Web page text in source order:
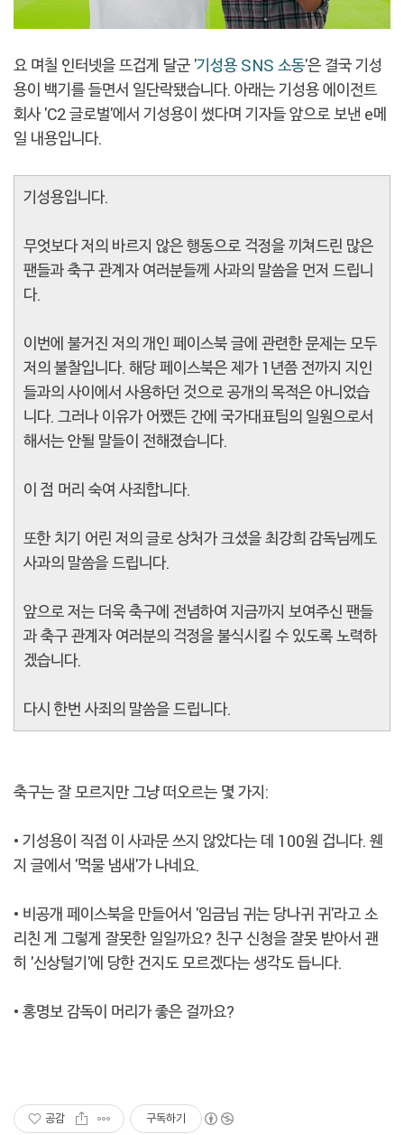
요 며칠 인터넷을 뜨겁게 달군 '기성용 SNS 소동'은 결국 기성
용이 백기를 들면서 일단락됐습니다. 아래는 기성용 에이전트
회사 'C2 글로벌'에서 기성용이 썼다며 기자들 앞으로 보낸 e메
일 내용입니다.
기성용입니다.
무엇보다 저의 바르지 않은 행동으로 걱정을 끼쳐드린 많은
팬들과 축구 관계자 여러분들께 사과의 말씀을 먼저 드립니
다.
이번에 불거진 저의 개인 페이스북 글에 관련한 문제는 모두
저의 불찰입니다. 해당 페이스북은 제가 1년쯤 전까지 지인
들과의 사이에서 사용하던 것으로 공개의 목적은 아니었습
니다. 그러나 이유가 어쨌든 간에 국가대표팀의 일원으로서
해서는 안될 말들이 전해졌습니다.
이 점 머리 숙여 사죄합니다.
또한 치기 어린 저의 글로 상처가 크셨을 최강희 감독님께도
사과의 말씀을 드립니다.
앞으로 저는 더욱 축구에 전념하여 지금까지 보여주신 팬들
과 축구 관계자 여러분의 걱정을 불식시킬 수 있도록 노력하
겠습니다.
다시 한번 사죄의 말씀을 드립니다.
축구는 잘 모르지만 그냥 떠오르는 몇 가지:
• 기성용이 직접 이 사과문 쓰지 않았다는 데 100원 겁니다. 웬
지 글에서 '먹물 냄새'가 나네요.
• 비공개 페이스북을 만들어서 '임금님 귀는 당나귀 귀'라고 소
리친 게 그렇게 잘못한 일일까요? 친구 신청을 잘못 받아서 괜
히 '신상털기'에 당한 건지도 모르겠다는 생각도 듭니다.
• 홍명보 감독이 머리가 좋은 걸까요?
공감 구독하기